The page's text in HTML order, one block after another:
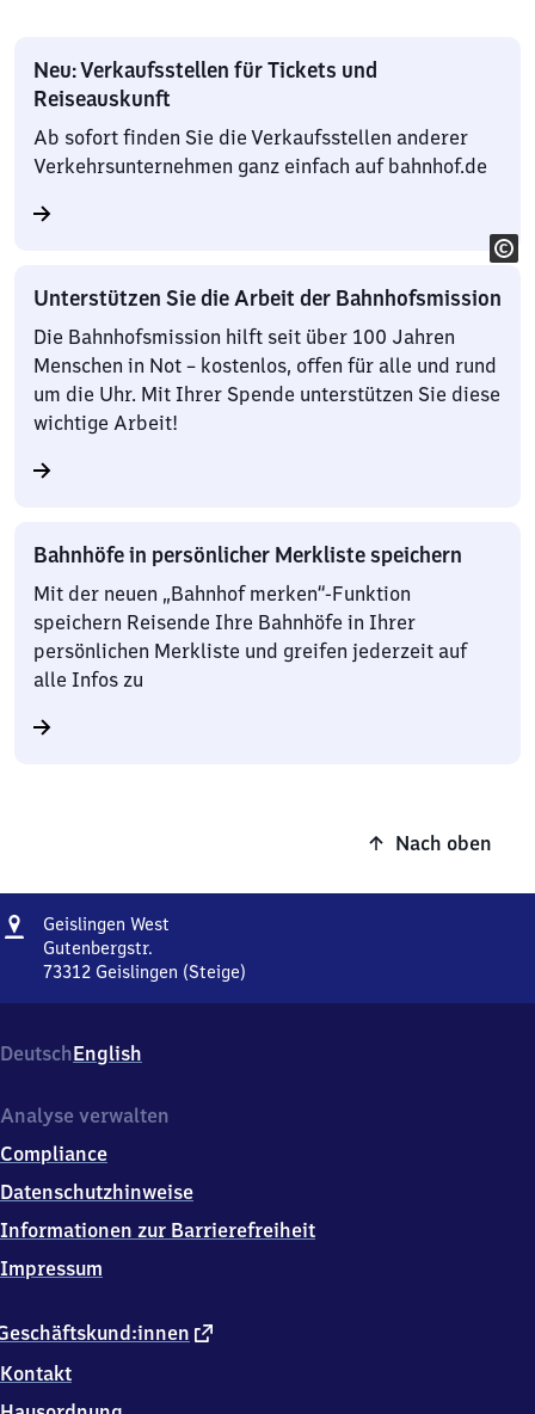
Neu: Verkaufsstellen für Tickets und
Reiseauskunft
Ab sofort finden Sie die Verkaufsstellen anderer
Verkehrsunternehmen ganz einfach auf bahnhof.de
Unterstützen Sie die Arbeit der Bahnhofsmission
Die Bahnhofsmission hilft seit über 100 Jahren
Menschen in Not – kostenlos, offen für alle und rund
um die Uhr. Mit Ihrer Spende unterstützen Sie diese
wichtige Arbeit!
Bahnhöfe in persönlicher Merkliste speichern
Mit der neuen „Bahnhof merken“-Funktion
speichern Reisende Ihre Bahnhöfe in Ihrer
persönlichen Merkliste und greifen jederzeit auf
alle Infos zu
Nach oben
Adresse
Geislingen West
Gutenbergstr.
73312 Geislingen (Steige)
Gutenbergstr.,
7
3
2
Geislingen
DeutschEnglish
externer
Kontakt
Analyse verwalten
Compliance
Datenschutzhinweise
Informationen zur Barrierefreiheit
Impressum